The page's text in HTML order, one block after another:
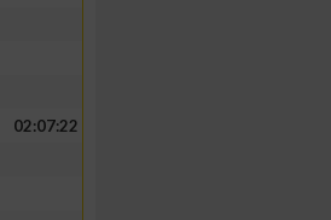
02:07:22